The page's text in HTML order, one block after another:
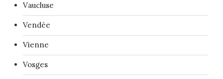
Vaucluse
Vendée
Vienne
Vosges